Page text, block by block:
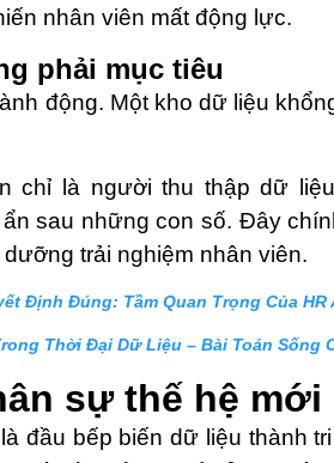
nhân viên mất động lực.
phải mục tiêu
động. Một kho dữ liệu
chỉ là người thu thập dữ
sau những con số. Đây
trải nghiệm nhân viên.
Định Đúng: Tầm Quan Trọng Của HR
Thời Đại Dữ Liệu – Bài Toán Sống
sự thế hệ mới
đầu bếp biến dữ liệu thành